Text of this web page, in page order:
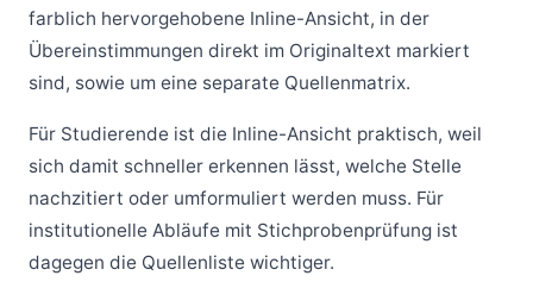
farblich hervorgehobene Inline-Ansicht, in der
Übereinstimmungen direkt im Originaltext markiert
sind, sowie um eine separate Quellenmatrix.
Für Studierende ist die Inline-Ansicht praktisch, weil
sich damit schneller erkennen lässt, welche Stelle
nachzitiert oder umformuliert werden muss. Für
institutionelle Abläufe mit Stichprobenprüfung ist
dagegen die Quellenliste wichtiger.